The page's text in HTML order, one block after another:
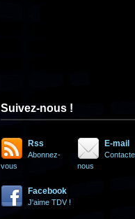
Suivez-nous !
Rss
Abonnez-
vous
E-mail
nous
Facebook
J'aime TDV !